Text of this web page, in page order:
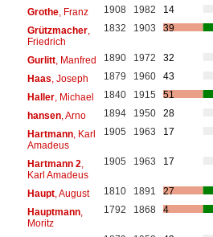
Grothe, Franz 1908 1982
14
Grützmacher,
Friedrich
1832 1903 39
Gurlitt, Manfred 1890 1972
32
Haas , Joseph 1879 1960
43
Haller, Michael 1840 1915
51
hansen, Arno 1894 1950
28
Hartmann, Karl
Amadeus
1905 1963 17
Hartmann 2
Karl Amadeus
1905 1963 17
Haupt, August 1810 1891
27
Hauptmann,
Moritz
1792 1868 4